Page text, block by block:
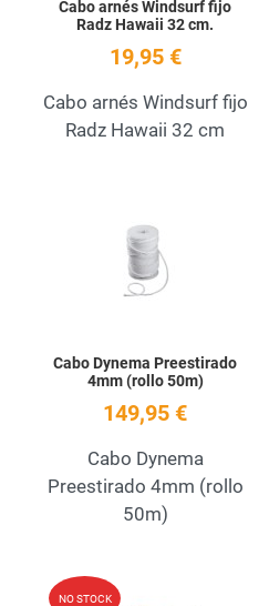
Cabo arnés Windsurf fijo
Radz Hawaii 32 cm.
19,95 €
Cabo arnés Windsurf fijo
Radz Hawaii 32 cm
Cabo Dynema Preestirado
4mm (rollo 50m)
149,95 €
Cabo Dynema
Preestirado 4mm (rollo
50m)
Add to Wishlist
NO STOCK